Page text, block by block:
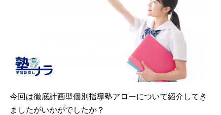
今回は徹底計画型個別指導塾アローについて紹介してき
ましたがいかがでしたか？